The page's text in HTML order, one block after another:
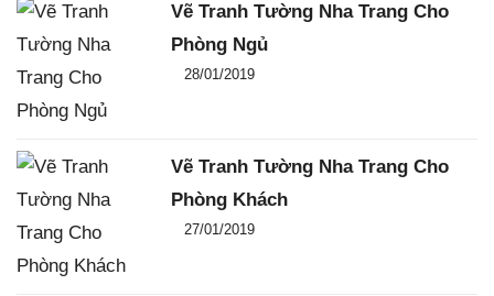
Vẽ Tranh Tường Nha Trang Cho
Phòng Ngủ
Đăng ngày
28/01/2019
Vẽ Tranh Tường Nha Trang Cho
Phòng Khách
Đăng ngày
27/01/2019